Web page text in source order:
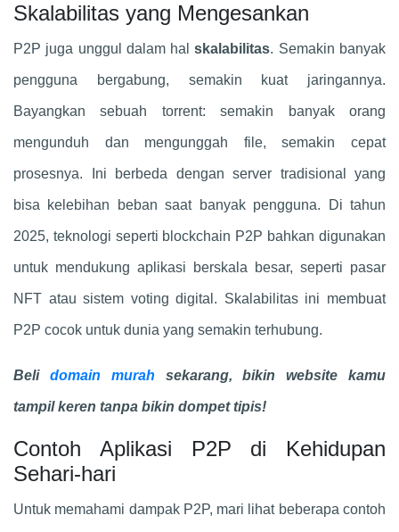
Skalabilitas yang Mengesankan
P2P juga unggul dalam halskalabilitas. Semakin banyak
pengguna bergabung, semakin kuat jaringannya.
Bayangkan sebuah torrent: semakin banyak orang
mengunduh dan mengunggah file, semakin cepat
prosesnya. Ini berbeda dengan server tradisional yang
bisa kelebihan beban saat banyak pengguna. Di tahun
2025, teknologi seperti blockchain P2P bahkan digunakan
untuk mendukung aplikasi berskala besar, seperti pasar
NFT atau sistem voting digital. Skalabilitas ini membuat
P2P cocok untuk dunia yang semakin terhubung.
Beli domain murah sekarang, bikin website kamu
tampil keren tanpa bikin dompet tipis!
Contoh Aplikasi P2P di Kehidupan
Sehari-hari
Untuk memahami dampak P2P, mari lihat beberapa contoh